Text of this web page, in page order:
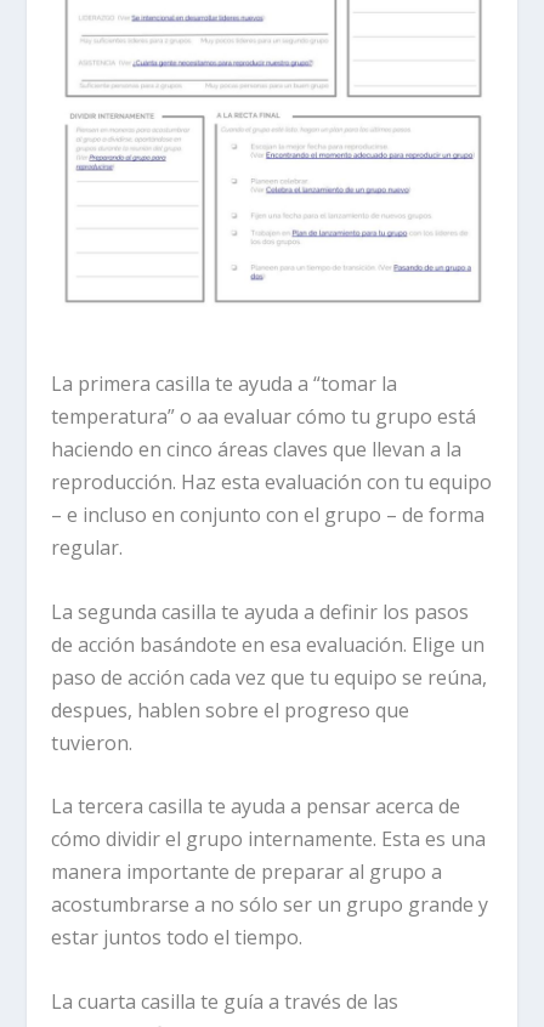
La primera casilla te ayuda a “tomar la
temperatura” o aa evaluar cómo tu grupo está
haciendo en cinco áreas claves que llevan a la
reproducción. Haz esta evaluación con tu equipo
– e incluso en conjunto con el grupo – de forma
regular.
La segunda casilla te ayuda a definir los pasos
de acción basándote en esa evaluación. Elige un
paso de acción cada vez que tu equipo se reúna,
despues, hablen sobre el progreso que
tuvieron.
La tercera casilla te ayuda a pensar acerca de
cómo dividir el grupo internamente. Esta es una
manera importante de preparar al grupo a
acostumbrarse a no sólo ser un grupo grande y
estar juntos todo el tiempo.
La cuarta casillate guía a través de las